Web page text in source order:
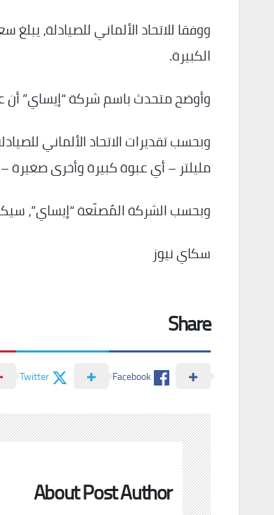
الكبيرة.
وأوضح متحدث باسم شركة “إيساي” أن
مليلتر – أي عبوة كبيرة وأخرى صغيرة
وبحسب الشركة المُصنّعة “إيساي”، سيكلف ذلك المريض الواحد 24
سكاي نيوز
Share
Facebook
Twitter
About Post Author